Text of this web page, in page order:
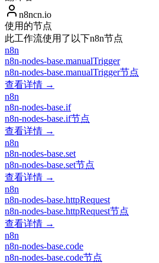
n8ncn.io
使用的节点
此工作流使用了以下n8n节点
n8n
n8n-nodes-base.manualTrigger
n8n-nodes-base.manualTrigger节点
查看详情 →
n8n
n8n-nodes-base.if
n8n-nodes-base.if节点
查看详情 →
n8n
n8n-nodes-base.set
n8n-nodes-base.set节点
查看详情 →
n8n
n8n-nodes-base.httpRequest
n8n-nodes-base.httpRequest节点
查看详情 →
n8n
n8n-nodes-base.code
n8n-nodes-base.code节点